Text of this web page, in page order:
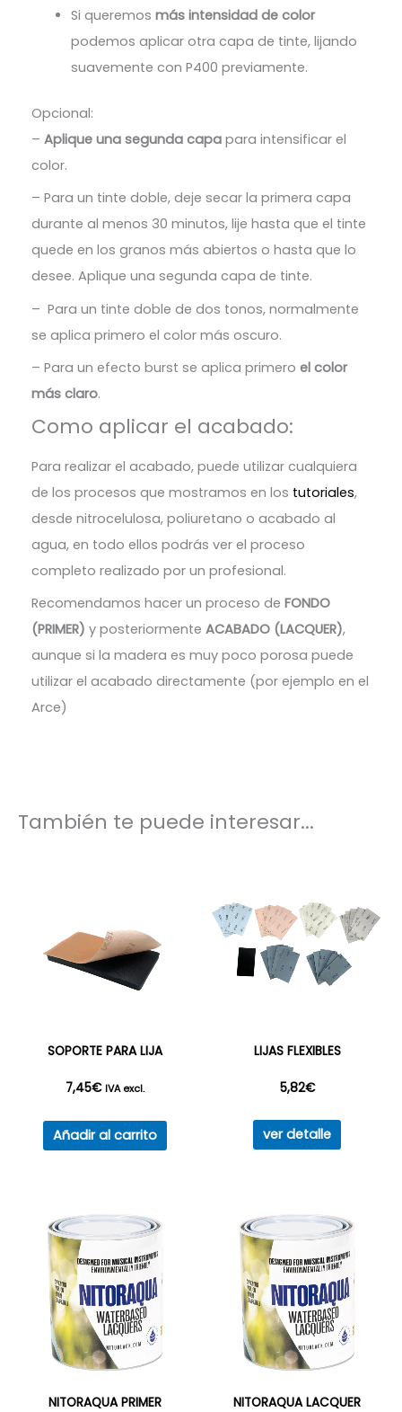
Si queremos más intensidad de color
podemos aplicar otra capa de tinte, lijando
suavemente con P400 previamente.
Opcional:
– Aplique una segunda capa para intensificar el
color.
– Para un tinte doble, deje secar la primera capa
durante al menos 30 minutos, lije hasta que el tinte
quede en los granos más abiertos o hasta que lo
desee. Aplique una segunda capa de tinte.
– Para un tinte doble de dos tonos, normalmente
se aplica primero el color más oscuro.
– Para un efecto burst se aplica primero el color
más claro.
Como aplicar el acabado:
Para realizar el acabado, puede utilizar cualquiera
de los procesos que mostramos en los tutoriales,
desde nitrocelulosa, poliuretano o acabado al
agua, en todo ellos podrás ver el proceso
completo realizado por un profesional.
Recomendamos hacer un proceso de FONDO
(PRIMER) y posteriormente ACABADO (LACQUER),
aunque si la madera es muy poco porosa puede
utilizar el acabado directamente (por ejemplo en el
Arce)
También te puede interesar...
SOPORTE PARA LIJA
7,45€ IVA excl.
Añadir al carrito
LIJAS FLEXIBLES
5,82€
ver detalle
Este
producto
opciones
se
elegir
en
NITORAQUA PRIMER NITORAQUA LACQUER